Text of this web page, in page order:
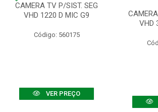
CAMERA TV P/SIST. SEG
VHD 1220 D MIC G9
Código: 560175
VER PREÇO
VHD